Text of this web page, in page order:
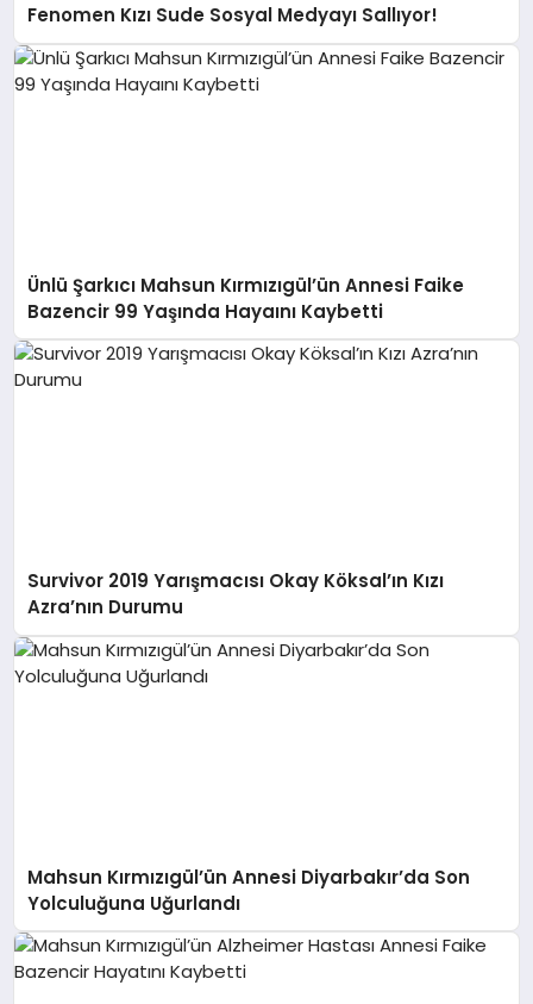
Fenomen Kızı Sude Sosyal Medyayı Sallıyor!
Ünlü Şarkıcı Mahsun Kırmızıgül’ün Annesi Faike
Bazencir 99 Yaşında Hayaını Kaybetti
Survivor 2019 Yarışmacısı Okay Köksal’ın Kızı
Azra’nın Durumu
Mahsun Kırmızıgül’ün Annesi Diyarbakır’da Son
Yolculuğuna Uğurlandı